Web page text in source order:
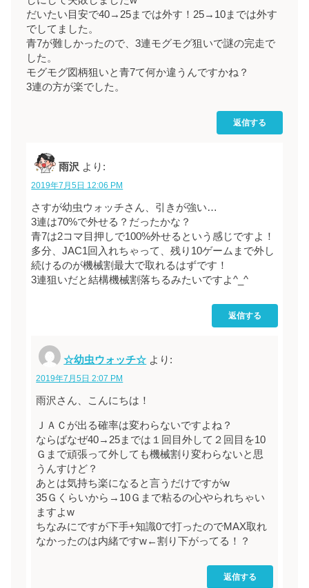
だいたい目安で40→25までは外す！25→10までは外す
でしてました。
青7が難しかったので、3連モグモグ狙いで謎の完走で
した。
モグモグ図柄狙いと青7て何か違うんですかね？
3連の方が楽でした。
返信する
雨沢 より:
2019年7月5日 12:06 PM
さすが幼虫ウォッチさん、引きが強い…
3連は70%で外せる？だったかな？
青7は2コマ目押しで100%外せるという感じですよ！
多分、JAC1回入れちゃって、残り10ゲームまで外し
続けるのが機械割最大で取れるはずです！
3連狙いだと結構機械割落ちるみたいですよ^_^
返信する
☆幼虫ウォッチ☆ より:
2019年7月5日 2:07 PM
雨沢さん、こんにちは！
ＪＡＣが出る確率は変わらないですよね？
ならばなぜ40→25までは１回目外して２回目を10
Ｇまで頑張って外しても機械割り変わらないと思
うんすけど？
あとは気持ち楽になると言うだけですがw
35Ｇくらいから→10Ｇまで粘るの心やられちゃい
ますよw
ちなみにですが下手+知識0で打ったのでMAX取れ
なかったのは内緒ですw←割り下がってる！？
返信する